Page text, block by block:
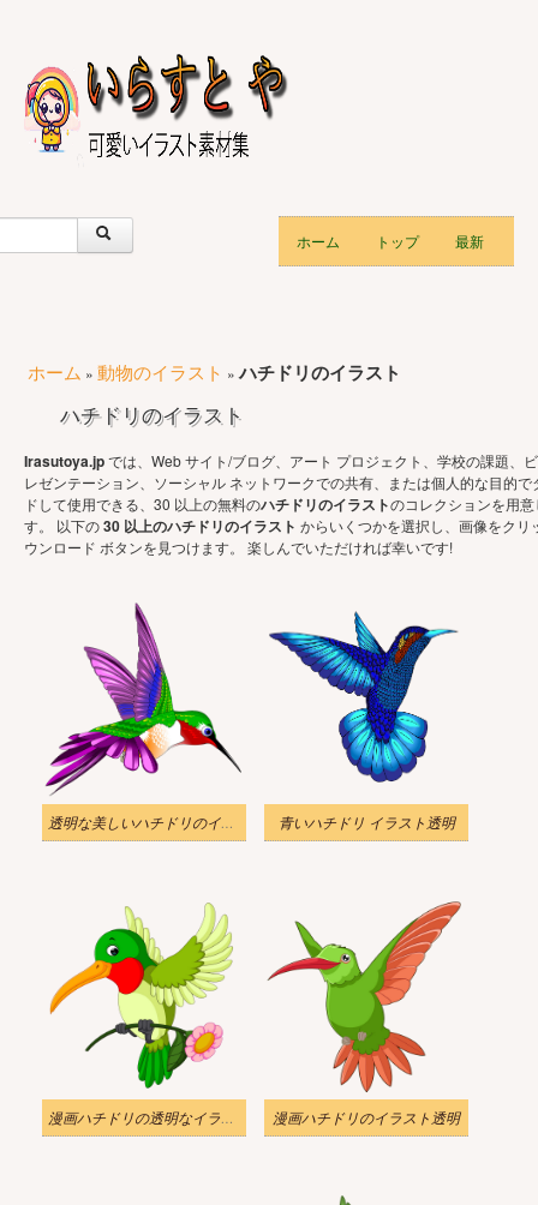
ホーム トップ 最新
ホーム » 動物のイラスト »ハチドリのイラスト
ハチドリのイラスト
Irasutoya.jpでは、Web サイト/ブログ、アート プロジェクト、学校の課題、
レゼンテーション、ソーシャル ネットワークでの共有、または個人的な目的で
ドして使用できる、30 以上の無料のハチドリのイラストのコレクションを用
す。 以下の30 以上のハチドリのイラスト からいくつかを選択し、画像をクリ
ウンロード ボタンを見つけます。 楽しんでいただければ幸いです!
透明な美しいハチドリのイラスト 青いハチドリ イラスト透明
漫画ハチドリの透明なイラスト 1 漫画ハチドリのイラスト透明